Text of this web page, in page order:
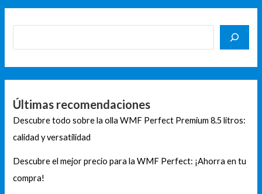
Últimas recomendaciones
Descubre todo sobre la olla WMF Perfect Premium 8.5 litros:
calidad y versatilidad
Descubre el mejor precio para la WMF Perfect: ¡Ahorra en tu
compra!